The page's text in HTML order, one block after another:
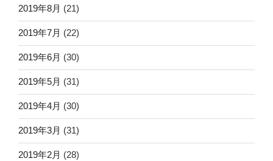
2019年8月 (21)
2019年7月 (22)
2019年6月 (30)
2019年5月 (31)
2019年4月 (30)
2019年3月 (31)
2019年2月 (28)